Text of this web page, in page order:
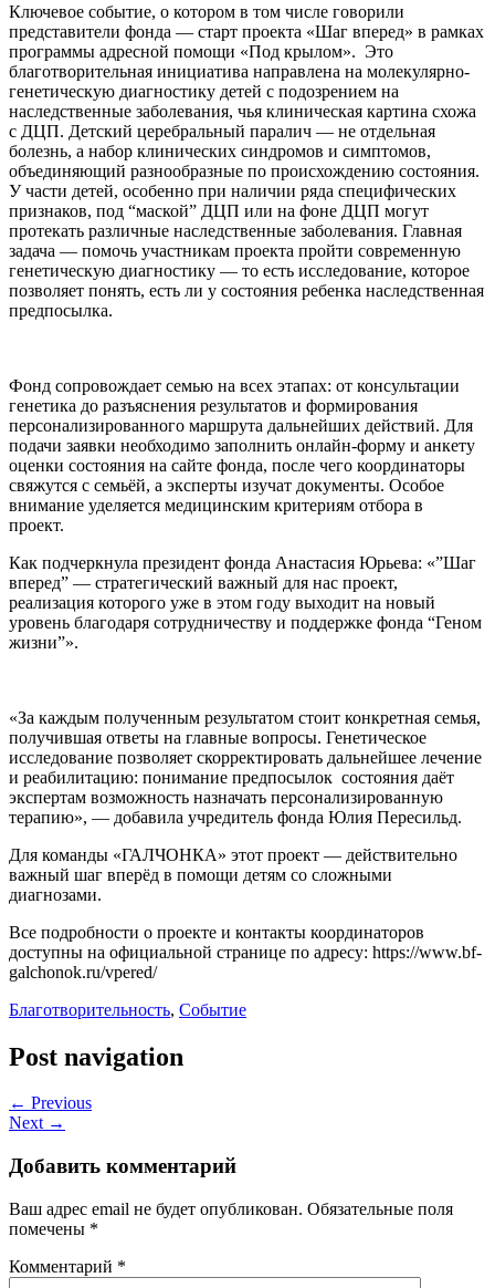
Ключевое событие, о котором в том числе говорили
представители фонда — старт проекта «Шаг вперед» в рамках
программы адресной помощи «Под крылом». Это
благотворительная инициатива направлена на молекулярно-
генетическую диагностику детей с подозрением на
наследственные заболевания, чья клиническая картина схожа
с ДЦП. Детский церебральный паралич — не отдельная
болезнь, а набор клинических синдромов и симптомов,
объединяющий разнообразные по происхождению состояния.
У части детей, особенно при наличии ряда специфических
признаков, под “маской” ДЦП или на фоне ДЦП могут
протекать различные наследственные заболевания. Главная
задача — помочь участникам проекта пройти современную
генетическую диагностику — то есть исследование, которое
позволяет понять, есть ли у состояния ребенка наследственная
предпосылка.
Фонд сопровождает семью на всех этапах: от консультации
генетика до разъяснения результатов и формирования
персонализированного маршрута дальнейших действий. Для
подачи заявки необходимо заполнить онлайн-форму и анкету
оценки состояния на сайте фонда, после чего координаторы
свяжутся с семьёй, а эксперты изучат документы. Особое
внимание уделяется медицинским критериям отбора в
проект.
Как подчеркнула президент фонда Анастасия Юрьева: «”Шаг
вперед” — стратегический важный для нас проект,
реализация которого уже в этом году выходит на новый
уровень благодаря сотрудничеству и поддержке фонда “Геном
жизни”».
«За каждым полученным результатом стоит конкретная семья,
получившая ответы на главные вопросы. Генетическое
исследование позволяет скорректировать дальнейшее лечение
и реабилитацию: понимание предпосылок состояния даёт
экспертам возможность назначать персонализированную
терапию», — добавила учредитель фонда Юлия Пересильд.
Для команды «ГАЛЧОНКА» этот проект — действительно
важный шаг вперёд в помощи детям со сложными
диагнозами.
Все подробности о проекте и контакты координаторов
доступны на официальной странице по адресу: https://www.bf-
galchonok.ru/vpered/
Благотворительность, Событие
Post navigation
← Previous
Next →
Добавить комментарий
Ваш адрес email не будет опубликован. Обязательные поля
помечены *
Комментарий *